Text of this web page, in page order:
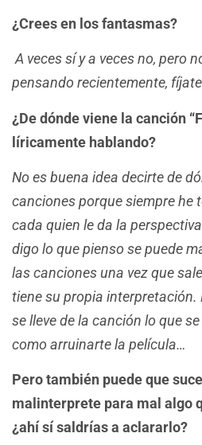
¿Crees en los fantasmas?
A veces sí y a veces no, pero
pensando recientemente, fíjate
¿De dónde viene la canción
líricamente hablando?
No es buena idea decirte de
canciones porque siempre he
cada quien le da la
digo lo que pienso se puede
las canciones una vez que
tiene su propia interpretación.
se lleve de la canción lo que
como arruinarte la película…
Pero también puede que
malinterprete para mal algo
¿ahí sí saldrías a aclararlo?